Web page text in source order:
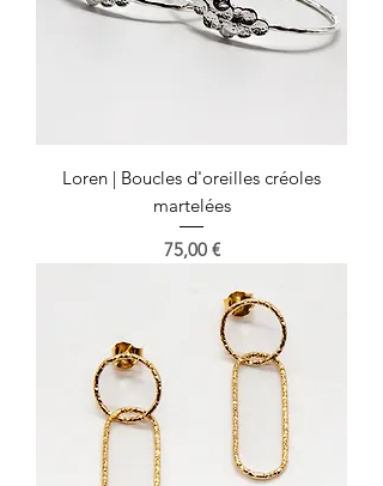
Loren | Boucles d'oreilles créoles
martelées
Prix
75,00 €